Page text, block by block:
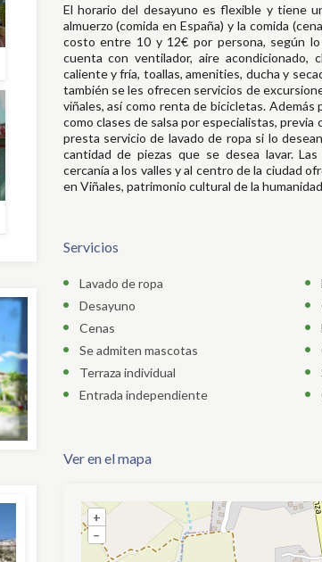
El horario del desayuno es flexible y tiene
almuerzo (comida en España) y la comida
costo entre 10 y 12€ por persona, según
cuenta con ventilador, aire acondicionado,
caliente y fría, toallas, amenities, ducha y
también se les ofrecen servicios de
viñales, así como renta de bicicletas.
como clases de salsa por especialistas,
presta servicio de lavado de ropa si lo
cantidad de piezas que se desea lavar.
cercanía a los valles y al centro de la ciudad
en Viñales, patrimonio cultural de la
Servicios
Lavado de ropa
Desayuno
Cenas
Se admiten mascotas
Terraza individual
Entrada independiente
Ver en el mapa
+
–
+
–